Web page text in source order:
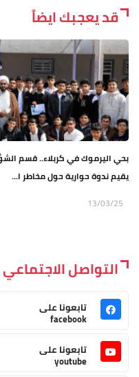
قد يعجبك ايضاً
بحي اليرموك في كربلاء.. قسم
يقيم ندوة حوارية حول مخاطر ا...
13/03/25
التواصل الاجتماعي
تابعونا على
facebook
تابعونا على
youtube